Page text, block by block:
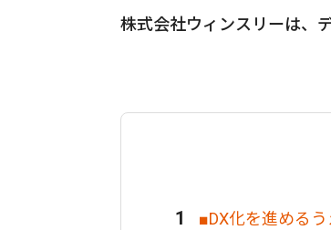
株式会社ウィンスリーは、
■DX化を進める